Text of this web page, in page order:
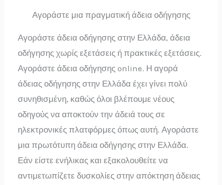
Αγοράστε μια πραγματική άδεια οδήγησης
Αγοράστε άδεια οδήγησης στην Ελλάδα, άδεια
οδήγησης χωρίς εξετάσεις ή πρακτικές εξετάσεις.
Αγοράστε άδεια οδήγησης online. Η αγορά
άδειας οδήγησης στην Ελλάδα έχει γίνει πολύ
συνηθισμένη, καθώς όλοι βλέπουμε νέους
οδηγούς να αποκτούν την άδειά τους σε
ηλεκτρονικές πλατφόρμες όπως αυτή. Αγοράστε
μια πρωτότυπη άδεια οδήγησης στην Ελλάδα.
Εάν είστε ενήλικας και εξακολουθείτε να
αντιμετωπίζετε δυσκολίες στην απόκτηση άδειας